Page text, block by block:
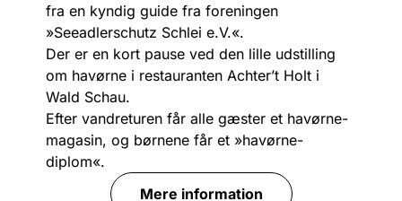
fra en kyndig guide fra foreningen
»Seeadlerschutz Schlei e.V.«.
Der er en kort pause ved den lille udstilling
om havørne i restauranten Achter’t Holt i
Wald Schau.
Efter vandreturen får alle gæster et havørne-
magasin, og børnene får et »havørne-
diplom«.
Mere information